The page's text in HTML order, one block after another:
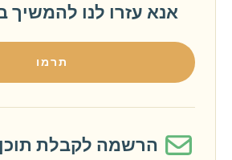
אנא עזרו לנו להמשיך
תרמו
הרשמה לקבלת